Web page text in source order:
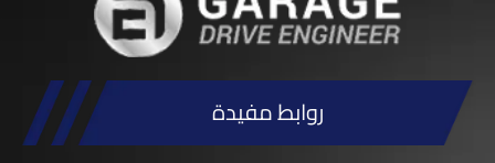
روابط مفيدة